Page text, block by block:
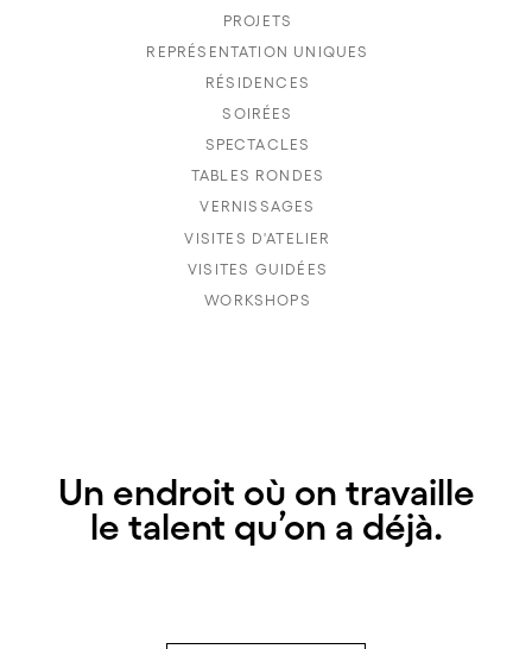
PROJETS
REPRÉSENTATION UNIQUES
RÉSIDENCES
SOIRÉES
SPECTACLES
TABLES RONDES
VERNISSAGES
VISITES D'ATELIER
VISITES GUIDÉES
WORKSHOPS
Un endroit où on travaille
le talent qu’on a déjà.